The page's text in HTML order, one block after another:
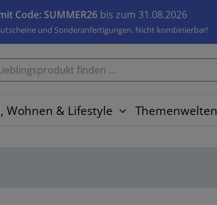
Code: SUMMER26 bis zum 31.08.2026
und Sonderanfertigungen. Nicht kombinierbar!
Wohnen & Lifestyle Themenwelten